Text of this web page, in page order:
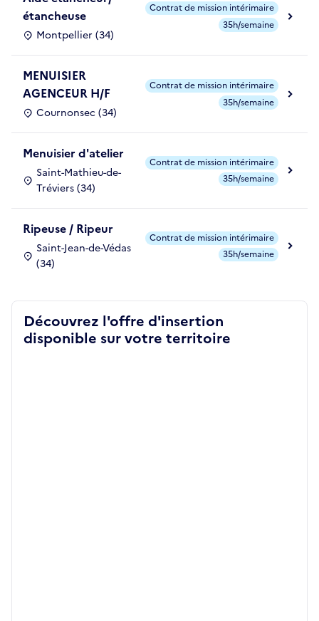
étancheuse
Montpellier (34)
Contrat de mission intérimaire
35h/semaine
MENUISIER
AGENCEUR H/F
Cournonsec (34)
Contrat de mission intérimaire
35h/semaine
Menuisier d'atelier
Saint-Mathieu-de-
Tréviers (34)
Contrat de mission intérimaire
35h/semaine
Ripeuse / Ripeur
Saint-Jean-de-Védas
(34)
Contrat de mission intérimaire
35h/semaine
Découvrez l'offre d'insertion
disponible sur votre territoire